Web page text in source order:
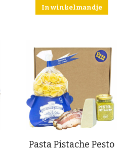
In winkelmandje
Pasta Pistache Pesto